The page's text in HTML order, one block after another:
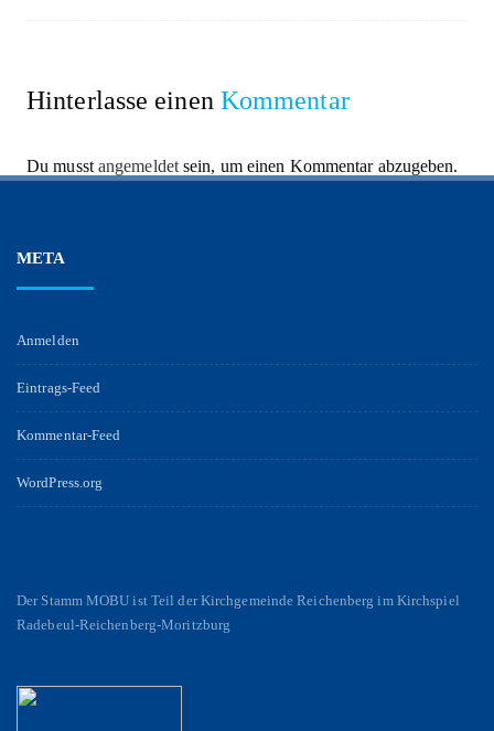
Hinterlasse einen Kommentar
Du musst angemeldetsein, um einen Kommentar abzugeben.
META
Anmelden
Eintrags-Feed
Kommentar-Feed
WordPress.org
Der Stamm MOBU ist Teil der Kirchgemeinde Reichenberg im Kirchspiel
Radebeul-Reichenberg-Moritzburg